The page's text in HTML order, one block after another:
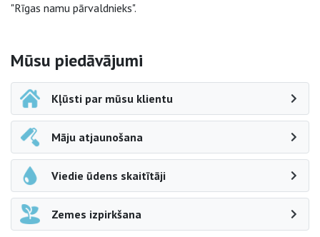
"Rīgas namu pārvaldnieks".
Sāna navigācija
Mūsu piedāvājumi
Kļūsti par mūsu klientu
Māju atjaunošana
Viedie ūdens skaitītāji
Zemes izpirkšana